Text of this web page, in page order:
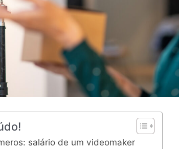
salário de um videomaker